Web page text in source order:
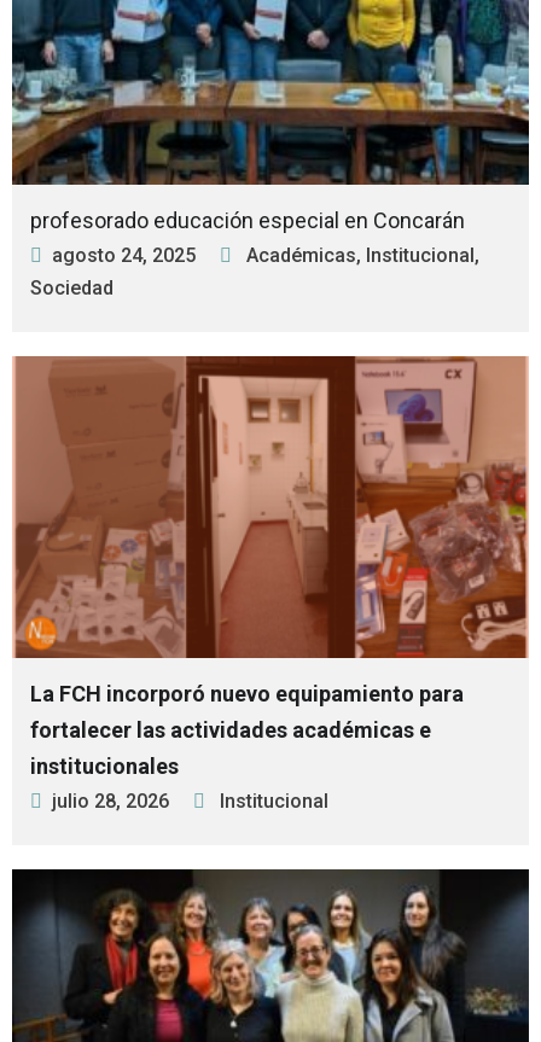
profesorado educación especial en Concarán
agosto 24, 2025 Académicas, Institucional,
Sociedad
La FCH incorporó nuevo equipamiento para
fortalecer las actividades académicas e
institucionales
julio 28, 2026 Institucional